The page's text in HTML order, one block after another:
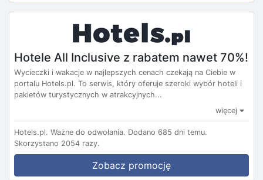
Hotele All Inclusive z rabatem nawet 70%!
Wycieczki i wakacje w najlepszych cenach czekają na Ciebie w
portalu Hotels.pl. To serwis, który oferuje szeroki wybór hoteli i
pakietów turystycznych w atrakcyjnych...
więcej
Hotels.pl. Ważne do odwołania. Dodano 685 dni temu.
Skorzystano 2054 razy.
Zobacz promocję